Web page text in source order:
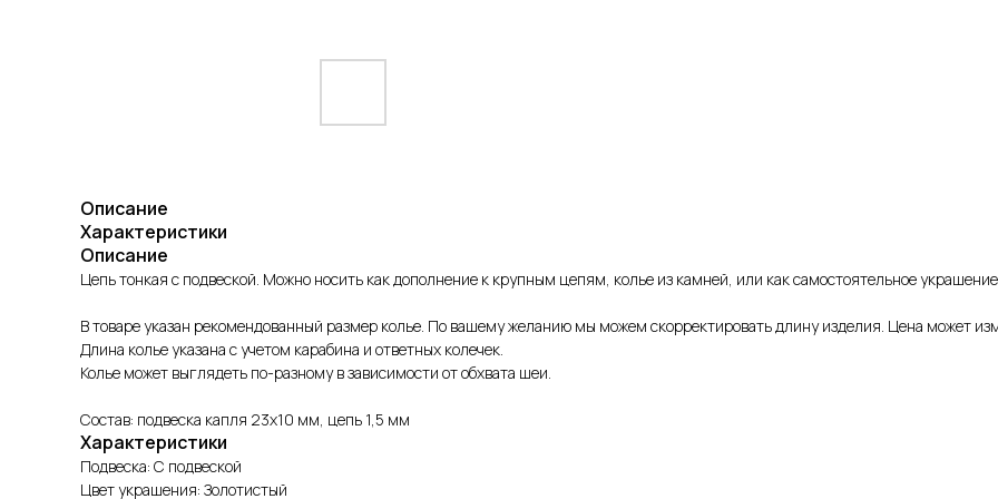
Описание
Характеристики
Описание
Цепь тонкая с подвеской. Можно носить как дополнение к крупным цепям, колье из камней, или как самостоятельное
В товаре указан рекомендованный размер колье. По вашему желанию мы можем скорректировать длину изделия. Цена может
Длина колье указана с учетом карабина и ответных колечек.
Колье может выглядеть по-разному в зависимости от обхвата шеи.
Состав: подвеска капля 23х10 мм, цепь 1,5 мм
Характеристики
Подвеска: С подвеской
Цвет украшения: Золотистый